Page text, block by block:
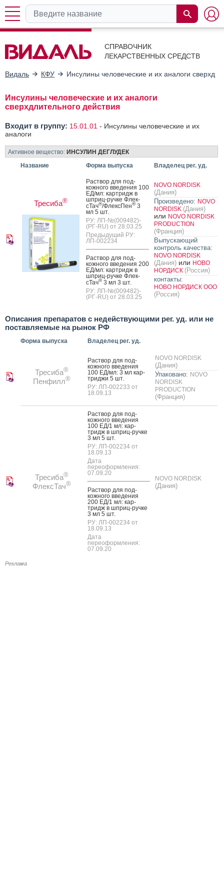
СПРАВОЧНИК
ЛЕКАРСТВЕННЫХ СРЕДСТВ
Видаль КФУ Инсулины человеческие и их аналоги
Инсулины человеческие и их аналоги
сверхдлительного действия
Входит в группу: 15.01.01 - Инсулины человеческие и их
аналоги
Активное вещество: ИНСУЛИН ДЕГЛУДЕК
Название
Форма выпуска Владелец рег. уд.
Тресиба®
Рас­твор для под­
кожно­го вве­дения 100
ЕД/мл: кар­тридж в
шприц-руч­ке Флек­
сТач®/Флек­сПен®3
мл 5 шт.
РУ: ЛП-№(009482)-
(РГ-RU) от 28.03.25
Предыдущий РУ:
ЛП-002234
Рас­твор для под­
кожно­го вве­дения 200
ЕД/мл: кар­тридж в
шприц-руч­ке Флек­
сТач®3 мл 3 шт.
РУ: ЛП-№(009482)-
(РГ-RU) от 28.03.25
NOVO NORDISK
(Дания)
Произведено: NOVO
NORDISK (Дания)
или NOVO NORDISK
PRODUCTION
(Франция)
Выпускающий
контроль качества:
NOVO NORDISK
(Дания) или НОВО
НОРДИСК (Россия)
контакты:
НОВО НОРДИСК ООО
(Россия)
Описания препаратов с недействующими рег. уд. или не
поставляемые на рынок РФ
Форма выпуска Владелец рег. уд.
Тресиба®
Пенфилл®
Рас­твор для под­
кожно­го вве­дения
100 ЕД/мл: 3 мл кар­
трид­жи 5 шт.
РУ: ЛП-002233 от
18.09.13
NOVO NORDISK
(Дания)
Упаковано: NOVO
NORDISK
PRODUCTION
(Франция)
Тресиба®
ФлексТач®
Рас­твор для под­
кожно­го вве­дения
100 ЕД/1 мл: кар­
тридж в шприц-руч­ке
3 мл 5 шт.
РУ: ЛП-002234 от
18.09.13
Дата
переоформления:
07.09.20
Рас­твор для под­
кожно­го вве­дения
200 ЕД/1 мл: кар­
тридж в шприц-руч­ке
3 мл 5 шт.
РУ: ЛП-002234 от
18.09.13
Дата
переоформления:
07.09.20
NOVO NORDISK
(Дания)
Реклама